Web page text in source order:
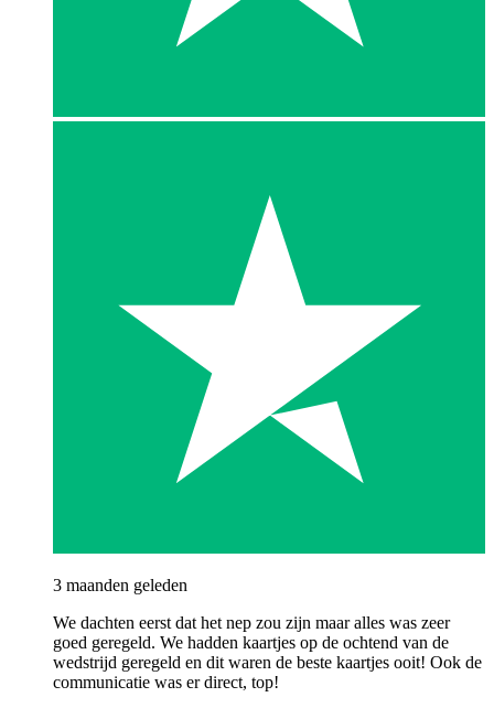
3 maanden geleden
We dachten eerst dat het nep zou zijn maar alles was zeer
goed geregeld. We hadden kaartjes op de ochtend van de
wedstrijd geregeld en dit waren de beste kaartjes ooit! Ook de
communicatie was er direct, top!